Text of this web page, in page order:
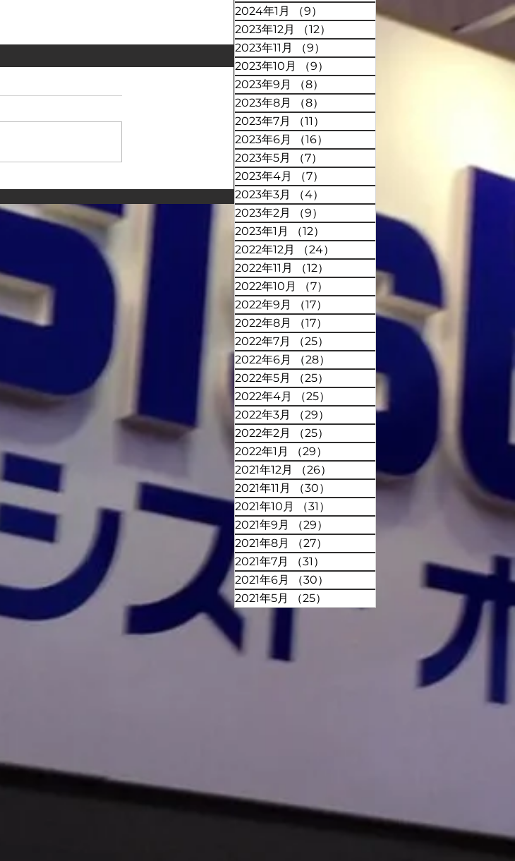
2024年1月
（9）
2023年12月
（12）
2023年11月
（9）
2023年10月
（9）
2023年9月
（8）
2023年8月
（8）
2023年7月
（11）
2023年6月
（16）
2023年5月
（7）
2023年4月
（7）
2023年3月
（4）
2023年2月
（9）
2023年1月
（12）
2022年12月
（24）
2022年11月
（12）
12件の記事
2022年10月
（7）
7件の記事
2022年9月
（17）
17件の記事
2022年8月
（17）
17件の記事
2022年7月
（25）
2022年6月
（28）
2022年5月
（25）
25件の記事
2022年4月
（25）
25件の記事
2022年3月
（29）
29件の記事
2022年2月
（25）
2022年1月
（29）
2021年12月
（26）
26件の記事
2021年11月
（30）
30件の記事
2021年10月
（31）
2021年9月
（29）
2021年8月
（27）
2021年7月
（31）
2021年6月
（30）
2021年5月
（25）